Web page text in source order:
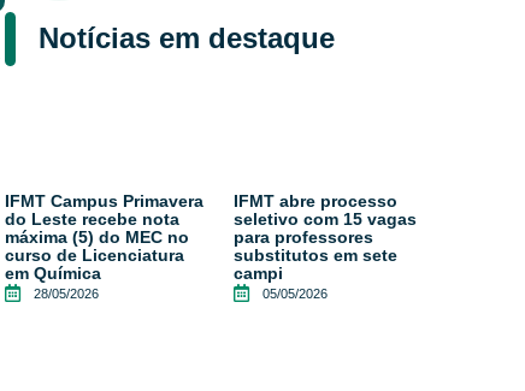
Notícias em destaque
IFMT Campus Primavera
do Leste recebe nota
máxima (5) do MEC no
curso de Licenciatura
em Química
28/05/2026
IFMT abre processo
seletivo com 15 vagas
para professores
substitutos em sete
campi
05/05/2026